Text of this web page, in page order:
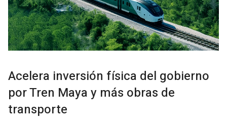
Acelera inversión física del gobierno
por Tren Maya y más obras de
transporte